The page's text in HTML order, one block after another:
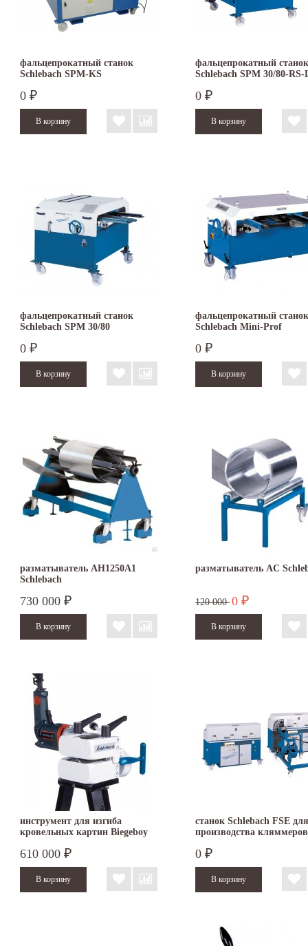
фальцепрокатный станок
Schlebach SPM-KS
0 ₽
фальцепрокатный станок
Schlebach SPM 30/80-RS-
0 ₽
фальцепрокатный станок
Schlebach SPM 30/80
0 ₽
фальцепрокатный станок
Schlebach Mini-Prof
0 ₽
разматыватель AH1250А1
Schlebach
730 000 ₽
разматыватель AC
120 000 0 ₽
инструмент для изгиба
кровельных картин Biegeboy
610 000 ₽
станок Schlebach FSE для
производства кляммеров
0 ₽